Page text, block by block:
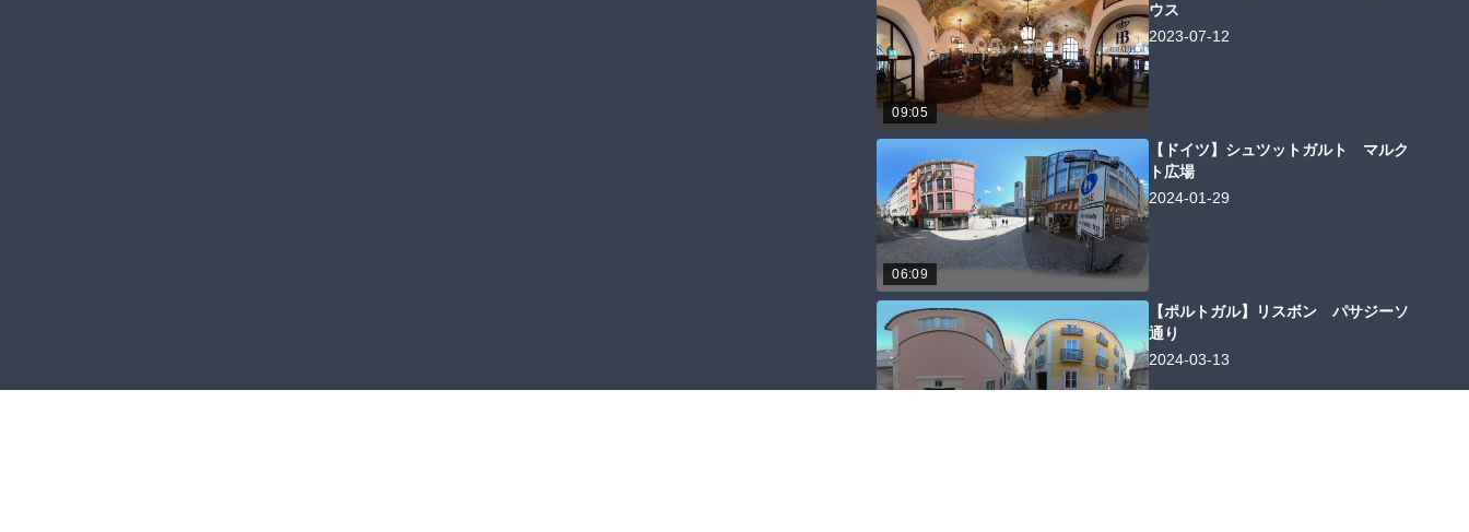
09:05
ウス
2023-07-12
06:09
【ドイツ】シュツットガルト マルク
ト広場
2024-01-29
【ポルトガル】リスボン パサジーソ
通り
2024-03-13